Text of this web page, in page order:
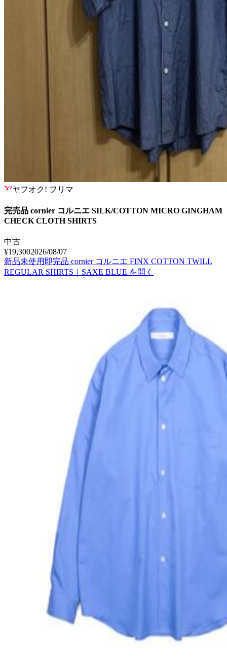
ヤフオク! フリマ
完売品 cornier コルニエ SILK/COTTON MICRO GINGHAM
CHECK CLOTH SHIRTS
中古
¥19,3002026/08/07
新品未使用即完品 cornier コルニエ FINX COTTON TWILL
REGULAR SHIRTS｜SAXE BLUE を開く